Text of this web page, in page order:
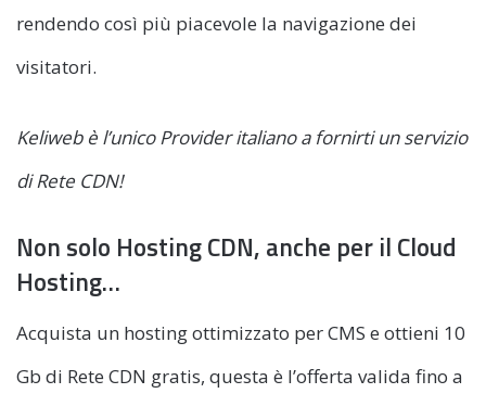
rendendo così più piacevole la navigazione dei
visitatori.
Keliweb è l’unico Provider italiano a fornirti un servizio
di Rete CDN!
Non solo Hosting CDN, anche per il Cloud
Hosting…
Acquista un hosting ottimizzato per CMS e ottieni 10
Gb di Rete CDN gratis, questa è l’offerta valida fino a